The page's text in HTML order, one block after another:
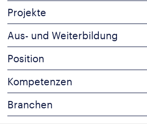
Projekte
Aus- und Weiterbildung
Position
Kompetenzen
Branchen